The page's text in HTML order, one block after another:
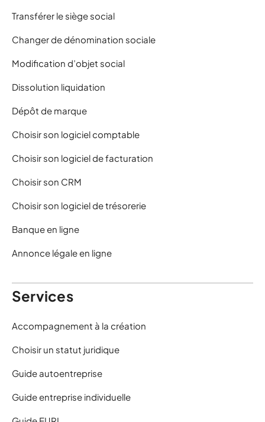
Transférer le siège social
Changer de dénomination sociale
Modification d’objet social
Dissolution liquidation
Dépôt de marque
Choisir son logiciel comptable
Choisir son logiciel de facturation
Choisir son CRM
Choisir son logiciel de trésorerie
Banque en ligne
Annonce légale en ligne
Services
Accompagnement à la création
Choisir un statut juridique
Guide autoentreprise
Guide entreprise individuelle